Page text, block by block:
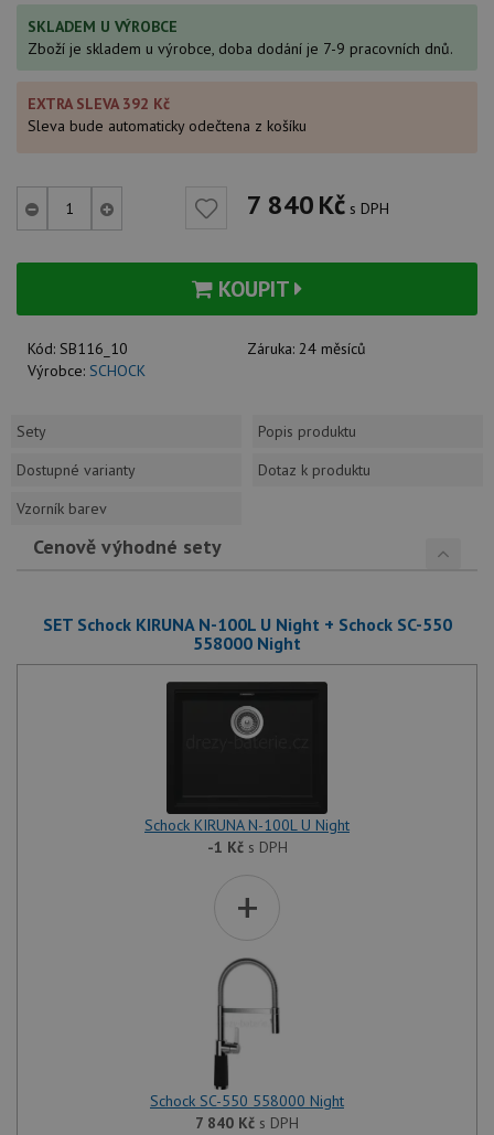
SKLADEM U VÝROBCE
Zboží je skladem u výrobce, doba dodání je 7-9 pracovních dnů.
EXTRA SLEVA 392 Kč
Sleva bude automaticky odečtena z košíku
7 840Kč s DPH
KOUPIT
Kód: SB116_10 Záruka: 24 měsíců
Výrobce: SCHOCK
Sety
Popis produktu
Dostupné varianty
Dotaz k produktu
Vzorník barev
Cenově výhodné sety
SET Schock KIRUNA N-100L U Night + Schock SC-550
558000 Night
Schock KIRUNA N-100L U Night
-1 Kčs DPH
+
Schock SC-550 558000 Night
7 840 Kč s DPH